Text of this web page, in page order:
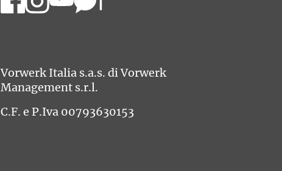
Vorwerk Italia s.a.s. di Vorwerk
Management s.r.l.
C.F. e P.Iva 00793630153